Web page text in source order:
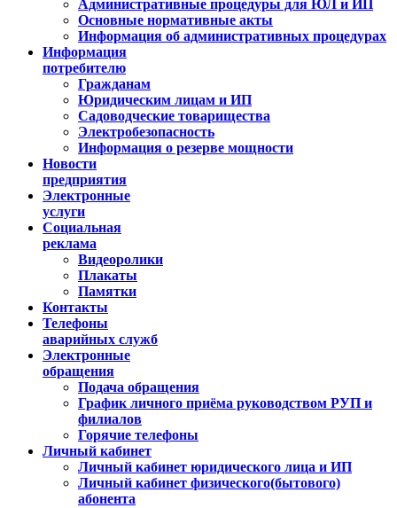
Административные процедуры для ЮЛ и ИП
Основные нормативные акты
Информация об административных процедурах
Информация
потребителю
Гражданам
Юридическим лицам и ИП
Садоводческие товарищества
Электробезопасность
Информация о резерве мощности
Новости
предприятия
Электронные
услуги
Социальная
реклама
Видеоролики
Плакаты
Памятки
Контакты
Телефоны
аварийных служб
Электронные
обращения
Подача обращения
График личного приёма руководством РУП и
филиалов
Горячие телефоны
Личный кабинет
Личный кабинет юридического лица и ИП
Личный кабинет физического(бытового)
абонента